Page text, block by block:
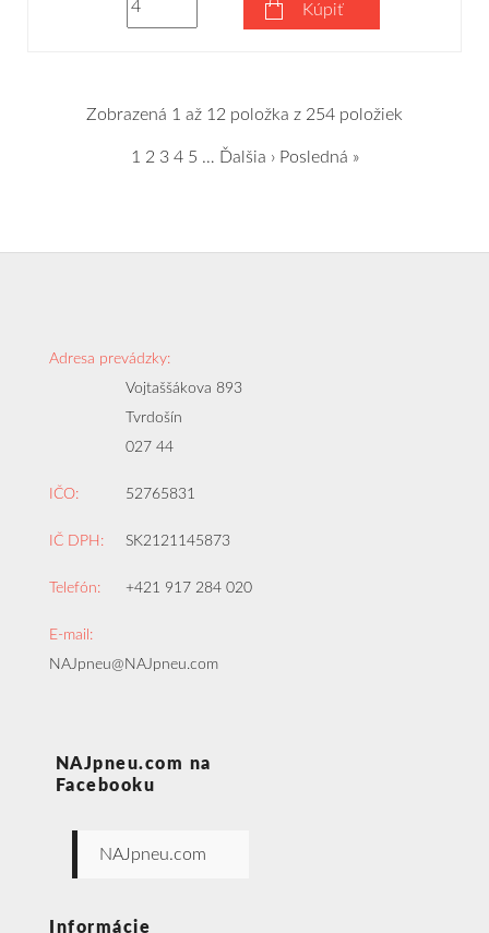
Kúpiť
Zobrazená 1 až 12 položka z 254 položiek
1 2 3 4 5 … Ďalšia › Posledná »
Adresa prevádzky:
Vojtaššákova 893
Tvrdošín
027 44
IČO: 52765831
IČ DPH: SK2121145873
Telefón: +421 917 284 020
E-mail:
NAJpneu@NAJpneu.com
NAJpneu.com na
Facebooku
NAJpneu.com
Informácie